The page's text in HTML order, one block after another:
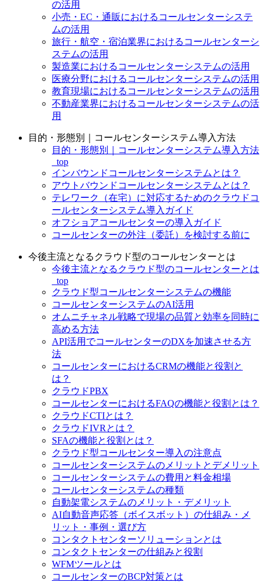
の活用
小売・EC・通販におけるコールセンターシステ
ムの活用
旅行・航空・宿泊業界におけるコールセンターシ
ステムの活用
製造業におけるコールセンターシステムの活用
医療分野におけるコールセンターシステムの活用
教育現場におけるコールセンターシステムの活用
不動産業界におけるコールセンターシステムの活
用
目的・形態別｜コールセンターシステム導入方法
目的・形態別｜コールセンターシステム導入方法
_top
インバウンドコールセンターシステムとは？
アウトバウンドコールセンターシステムとは？
テレワーク（在宅）に対応するためのクラウドコ
ールセンターシステム導入ガイド
オフショアコールセンターの導入ガイド
コールセンターの外注（委託）を検討する前に
今後主流となるクラウド型のコールセンターとは
今後主流となるクラウド型のコールセンターとは
_top
クラウド型コールセンターシステムの機能
コールセンターシステムのAI活用
オムニチャネル戦略で現場の品質と効率を同時に
高める方法
API活用でコールセンターのDXを加速させる方
法
コールセンターにおけるCRMの機能と役割と
は？
クラウドPBX
コールセンターにおけるFAQの機能と役割とは？
クラウドCTIとは？
クラウドIVRとは？
SFAの機能と役割とは？
クラウド型コールセンター導入の注意点
コールセンターシステムのメリットとデメリット
コールセンターシステムの費用と料金相場
コールセンターシステムの種類
自動架電システムのメリット・デメリット
AI自動音声応答（ボイスボット）の仕組み・メ
リット・事例・選び方
コンタクトセンターソリューションとは
コンタクトセンターの仕組みと役割
WFMツールとは
コールセンターのBCP対策とは